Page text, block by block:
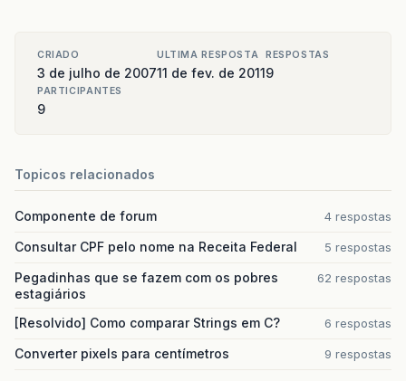
CRIADO
3 de julho de 2007
ULTIMA RESPOSTA
11 de fev. de 2011
RESPOSTAS
9
PARTICIPANTES
9
Topicos relacionados
Componente de forum 4 respostas
Consultar CPF pelo nome na Receita Federal 5 respostas
Pegadinhas que se fazem com os pobres
estagiários
62 respostas
[Resolvido] Como comparar Strings em C? 6 respostas
Converter pixels para centímetros 9 respostas